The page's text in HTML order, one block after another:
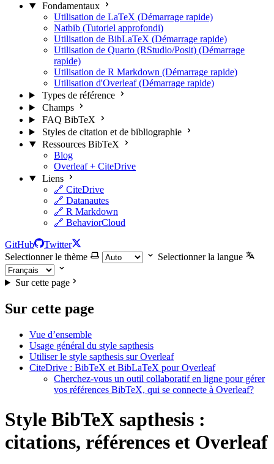
Fondamentaux
Utilisation de LaTeX (Démarrage rapide)
Natbib (Tutoriel approfondi)
Utilisation de BibLaTeX (Démarrage rapide)
Utilisation de Quarto (RStudio/Posit) (Démarrage
rapide)
Utilisation de R Markdown (Démarrage rapide)
Utilisation d'Overleaf (Démarrage rapide)
Types de référence
Champs
FAQ BibTeX
Styles de citation et de bibliographie
Ressources BibTeX
Blog
Overleaf + CiteDrive
Liens
🔗 CiteDrive
🔗 Datanautes
🔗 R Markdown
🔗 BehaviorCloud
GitHub
Twitter
Selectionner le thème
Selectionner la langue
Sur cette page
Sur cette page
Vue d’ensemble
Usage général du style sapthesis
Utiliser le style sapthesis sur Overleaf
CiteDrive : BibTeX et BibLaTeX pour Overleaf
Cherchez-vous un outil collaboratif en ligne pour gérer
vos références BibTeX, qui se connecte à Overleaf?
Style BibTeX sapthesis :
citations, références et Overleaf